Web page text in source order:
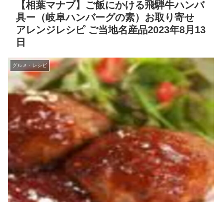
【相葉マナブ】ご飯にかける飛騨牛ハンバ
具ー（岐阜ハンバーグの素）お取り寄せ
アレンジレシピ ご当地名産品2023年8月13
日
グルメ・レシピ